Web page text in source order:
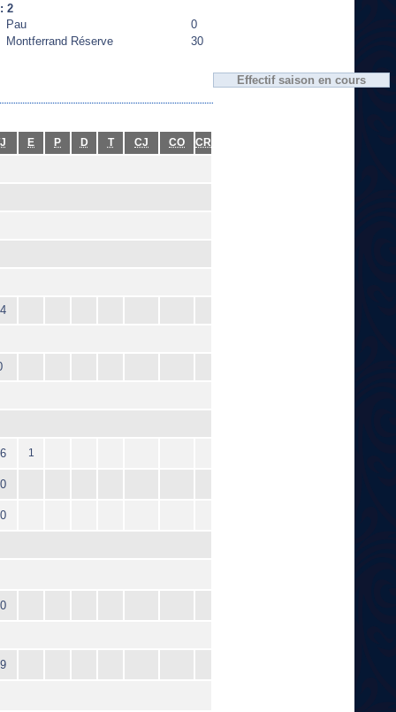
2
Pau
0
Montferrand Réserve
30
Effectif saison en cours
E P D T CJ CO CR
1